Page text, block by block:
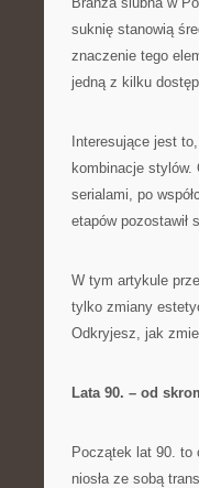
suknię stanowią
znaczenie tego
jedną z kilku
Interesujące jest
kombinacje stylów.
serialami, po
etapów pozostawił
W tym artykule
tylko zmiany
Odkryjesz, jak
Lata 90. – od
Początek lat 90. to
niosła ze sobą